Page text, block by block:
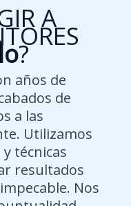
A
?
años de
de
a las
Utilizamos
técnicas
resultados
Nos